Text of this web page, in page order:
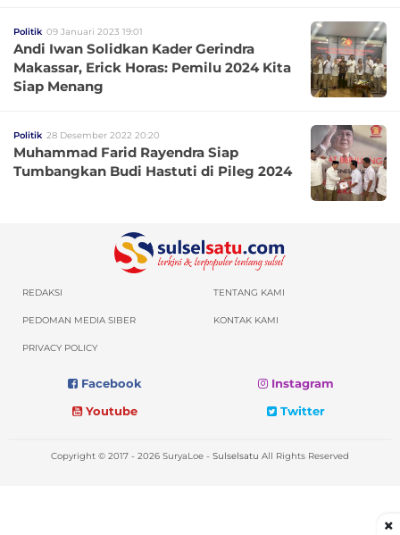
Politik 09 Januari 2023 19:01
Andi Iwan Solidkan Kader Gerindra
Makassar, Erick Horas: Pemilu 2024 Kita
Siap Menang
Politik 28 Desember 2022 20:20
Muhammad Farid Rayendra Siap
Tumbangkan Budi Hastuti di Pileg 2024
REDAKSI TENTANG KAMI
PEDOMAN MEDIA SIBER KONTAK KAMI
PRIVACY POLICY
Facebook
Instagram
Youtube
Twitter
Copyright © 2017 - 2026 SuryaLoe - Sulselsatu All Rights Reserved
×